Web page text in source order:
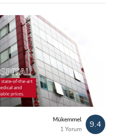
Mükemmel
1 Yorum
9.4